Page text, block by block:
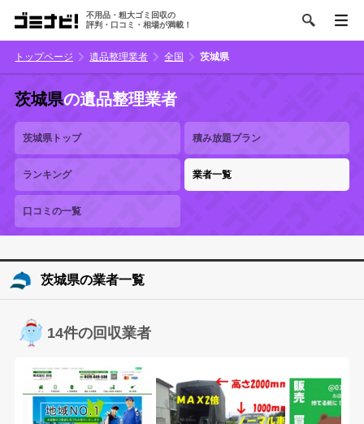
不用品・粗大ゴミ回収の
評判・口コミ・相場が満載！
トップページ 遺品整理業者 全国 茨城県
茨城県の遺品整理業者
茨城県トップ 積み放題プラン
ランキング 業者一覧
口コミの一覧
茨城県の業者一覧
14件の回収業者